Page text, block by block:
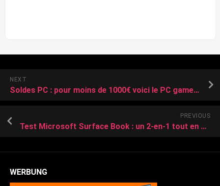
NEXT
Soldes PC : pour moins de 1000€ voici le PC gamer a acheter absolument en promotion
PREVIOUS
Test Microsoft Surface Book : un 2-en-1 tout en compromis – Clubic
WERBUNG